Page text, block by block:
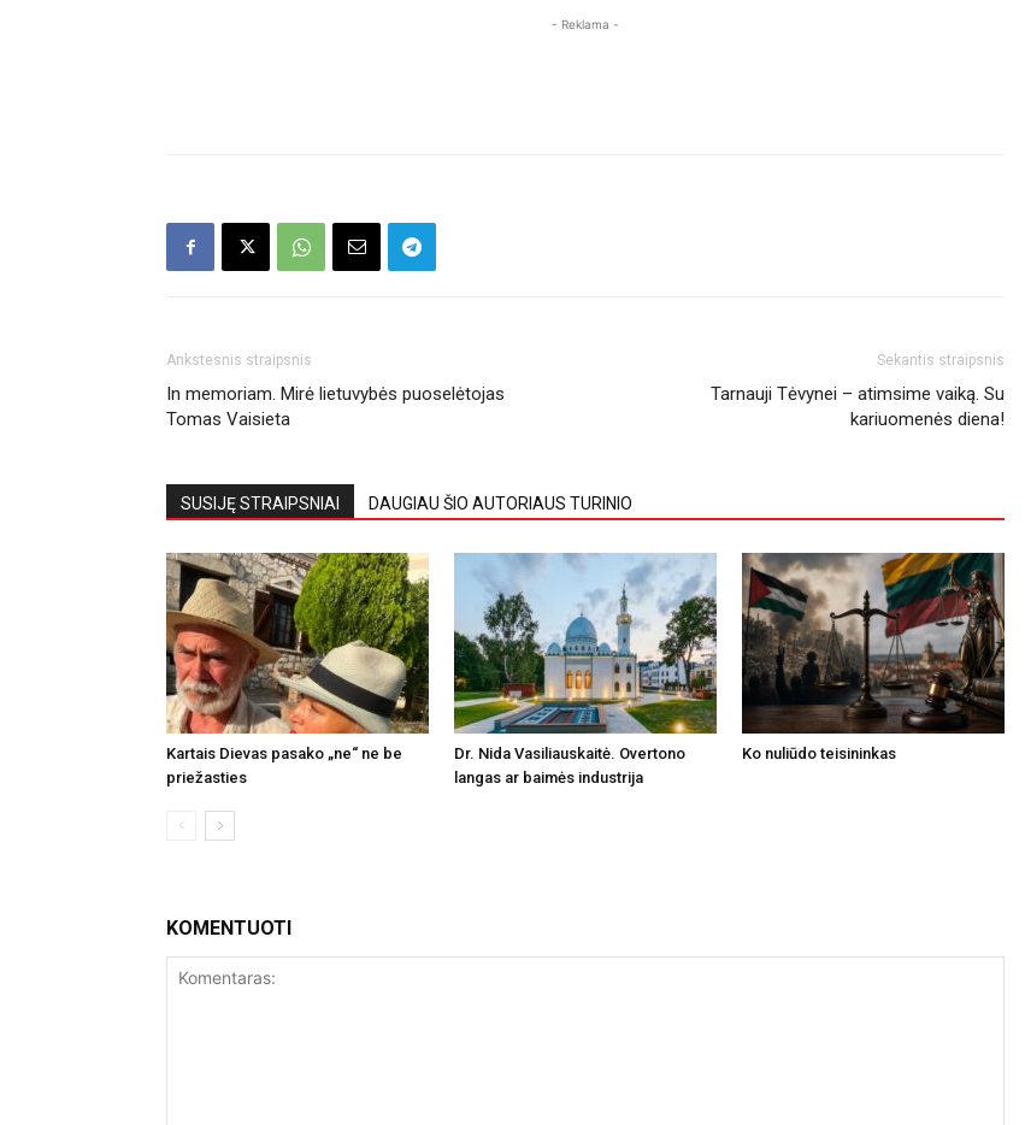
- Reklama -
Ankstesnis straipsnis
In memoriam. Mirė lietuvybės puoselėtojas
Tomas Vaisieta
Sekantis straipsnis
Tarnauji Tėvynei – atimsime vaiką. Su
kariuomenės diena!
SUSIJĘ STRAIPSNIAI DAUGIAU ŠIO AUTORIAUS TURINIO
Kartais Dievas pasako „ne“ ne be
priežasties
Dr. Nida Vasiliauskaitė. Overtono
langas ar baimės industrija
Ko nuliūdo teisininkas
KOMENTUOTI